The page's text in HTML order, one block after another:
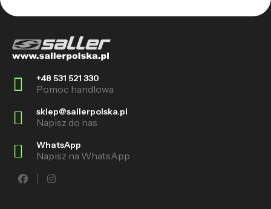
+48 531 521 330
Pomoc handlowa
sklep@sallerpolska.pl
Napisz do nas
WhatsApp
Napisz na WhatsApp